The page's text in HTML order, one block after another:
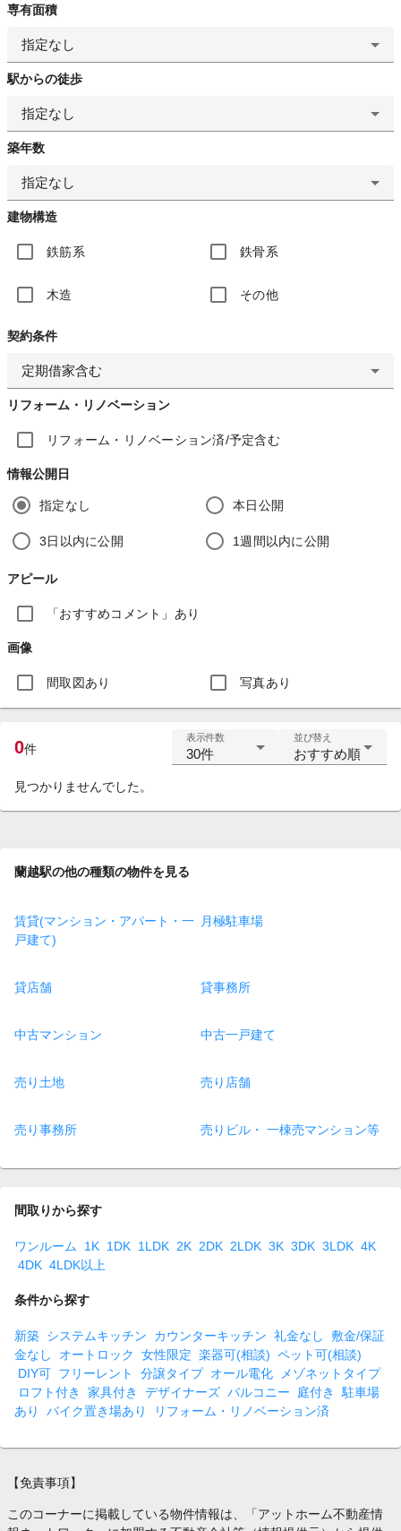
専有面積
指定なし
駅からの徒歩
指定なし
築年数
指定なし
建物構造
鉄筋系 鉄骨系
木造 その他
契約条件
定期借家含む
リフォーム・リノベーション
リフォーム・リノベーション済/予定含む
情報公開日
指定なし 本日公開
3日以内に公開 1週間以内に公開
アピール
「おすすめコメント」あり
画像
間取図あり 写真あり
0件
表示件数
30件
並び替え
おすすめ順
見つかりませんでした。
蘭越駅の他の種類の物件を見る
賃貸(マンション・アパート・一
戸建て)
月極駐車場
貸店舗 貸事務所
中古マンション 中古一戸建て
売り土地 売り店舗
売り事務所 売りビル・ 一棟売マンション等
間取りから探す
ワンルーム 1K 1DK 1LDK 2K 2DK 2LDK 3K 3DK 3LDK 4K
4DK 4LDK以上
条件から探す
新築 システムキッチン カウンターキッチン 礼金なし
敷金/保証
金なし
オートロック 女性限定 楽器可(相談) ペット可(相談)
DIY可 フリーレント 分譲タイプ オール電化
メゾネットタイプ
ロフト付き
家具付き デザイナーズ バルコニー 庭付き
駐車場
あり
バイク置き場あり リフォーム・リノベーション済
【免責事項】
このコーナーに掲載している物件情報は、「アットホーム不動産情